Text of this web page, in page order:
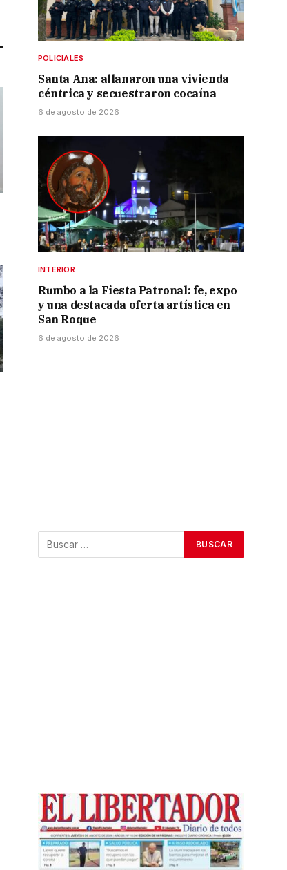
POLICIALES
Santa Ana: allanaron una vivienda
céntrica y secuestraron cocaína
6 de agosto de 2026
INTERIOR
Rumbo a la Fiesta Patronal: fe, expo
y una destacada oferta artística en
San Roque
6 de agosto de 2026